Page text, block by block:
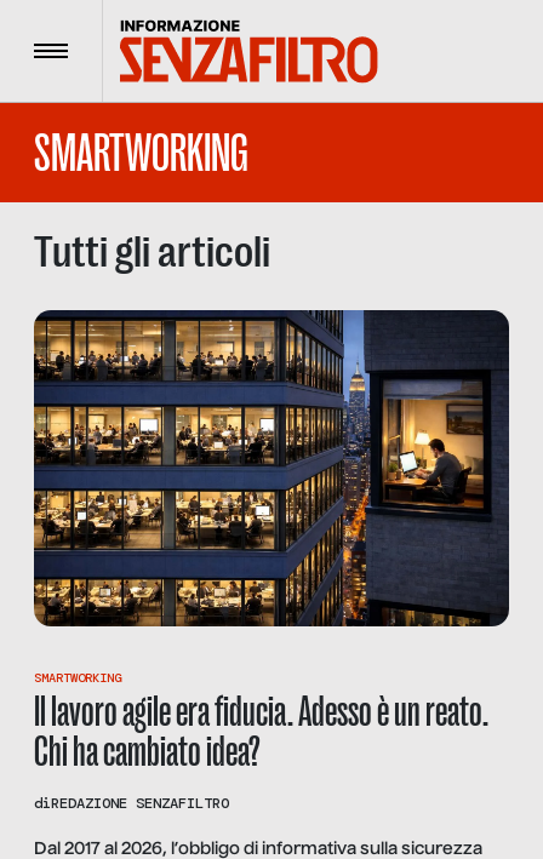
Menu
SMARTWORKING
Tutti gli articoli
SMARTWORKING
Il lavoro agile era fiducia. Adesso è un reato.
Chi ha cambiato idea?
diREDAZIONE SENZAFILTRO
Dal 2017 al 2026, l’obbligo di informativa sulla sicurezza